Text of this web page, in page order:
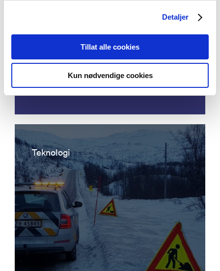
Detaljer
Tillat alle cookies
Kun nødvendige cookies
instrumentation for permanent
condition monitoring of pipeline
Teknologi